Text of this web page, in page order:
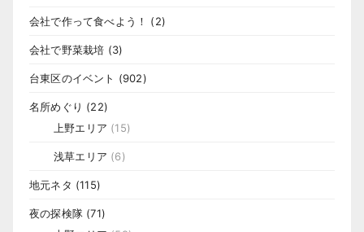
会社で作って食べよう！ (2)
会社で野菜栽培 (3)
台東区のイベント (902)
名所めぐり (22)
上野エリア (15)
浅草エリア (6)
地元ネタ (115)
夜の探検隊 (71)